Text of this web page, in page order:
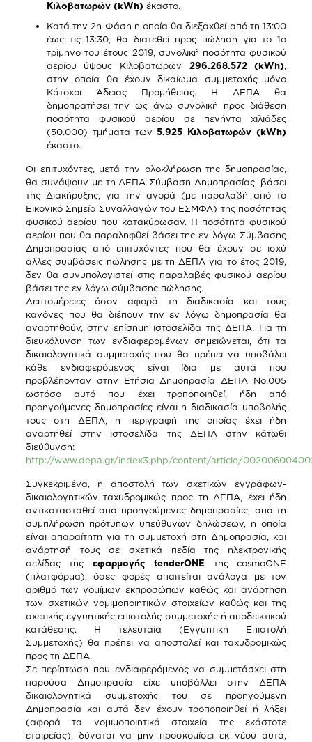
Κιλοβατωρών (kWh) έκαστο.
Κατά την 2η Φάση η οποία θα διεξαχθεί από τη 13:00
έως τις 13:30, θα διατεθεί προς πώληση για το 1ο
τρίμηνο του έτους 2019, συνολική ποσότητα φυσικού
αερίου ύψους Κιλοβατωρών 296.268.572 (kWh)
στην οποία θα έχουν δικαίωμα συμμετοχής μόνο
Κάτοχοι Άδειας Προμήθειας. Η ΔΕΠΑ θα
δημοπρατήσει την ως άνω συνολική προς διάθεση
ποσότητα φυσικού αερίου σε πενήντα χιλιάδες
(50.000) τμήματα των5.925 Κιλοβατωρών (kWh)
έκαστο.
Οι επιτυχόντες, μετά την ολοκλήρωση της δημοπρασίας,
θα συνάψουν με τη ΔΕΠΑ Σύμβαση Δημοπρασίας, βάσει
της Διακήρυξης, για την αγορά (με παραλαβή από το
Εικονικό Σημείο Συναλλαγών του ΕΣΜΦΑ) της ποσότητας
φυσικού αερίου που κατακύρωσαν. Η ποσότητα φυσικού
αερίου που θα παραληφθεί βάσει της εν λόγω Σύμβασης
Δημοπρασίας από επιτυχόντες που θα έχουν σε ισχύ
άλλες συμβάσεις πώλησης με τη ΔΕΠΑ για το έτος 2019,
δεν θα συνυπολογιστεί στις παραλαβές φυσικού αερίου
βάσει της εν λόγω σύμβασης πώλησης.
Λεπτομέρειες όσον αφορά τη διαδικασία και τους
κανόνες που θα διέπουν την εν λόγω δημοπρασία θα
αναρτηθούν, στην επίσημη ιστοσελίδα της ΔΕΠΑ. Για τη
διευκόλυνση των ενδιαφερομένων σημειώνεται, ότι τα
δικαιολογητικά συμμετοχής που θα πρέπει να υποβάλει
κάθε ενδιαφερόμενος είναι ίδια με αυτά που
προβλέπονταν στην Ετήσια Δημοπρασία ΔΕΠΑ Νο.005
ωστόσο αυτό που έχει τροποποιηθεί, ήδη από
προηγούμενες δημοπρασίες είναι η διαδικασία υποβολής
τους στη ΔΕΠΑ, η περιγραφή της οποίας έχει ήδη
αναρτηθεί στην ιστοσελίδα της ΔΕΠΑ στην κάτωθι
διεύθυνση:
http://www.depa.gr/index3.php/content/article/
Συγκεκριμένα, η αποστολή των σχετικών εγγράφων-
δικαιολογητικών ταχυδρομικώς προς τη ΔΕΠΑ, έχει ήδη
αντικατασταθεί από προηγούμενες δημοπρασίες, από τη
συμπλήρωση πρότυπων υπεύθυνων δηλώσεων, η οποία
είναι απαραίτητη για τη συμμετοχή στη Δημοπρασία, και
ανάρτησή τους σε σχετικά πεδία της ηλεκτρονικής
σελίδας τηςεφαρμογής tenderONE της cosmοONE
(πλατφόρμα), όσες φορές απαιτείται ανάλογα με τον
αριθμό των νομίμων εκπροσώπων καθώς και ανάρτηση
των σχετικών νομιμοποιητικών στοιχείων καθώς και της
σχετικής εγγυητικής επιστολής συμμετοχής ή αποδεικτικού
κατάθεσης. Η τελευταία (Εγγυητική Επιστολή
Συμμετοχής) θα πρέπει να αποσταλεί και ταχυδρομικώς
προς τη ΔΕΠΑ.
Σε περίπτωση που ενδιαφερόμενος να συμμετάσχει στη
παρούσα Δημοπρασία είχε υποβάλλει στην ΔΕΠΑ
δικαιολογητικά συμμετοχής του σε προηγούμενη
Δημοπρασία και αυτά δεν έχουν τροποποιηθεί ή λήξει
(αφορά τα νομιμοποιητικά στοιχεία της εκάστοτε
εταιρείας), δύναται να μην προσκομίσει εκ νέου αυτά,